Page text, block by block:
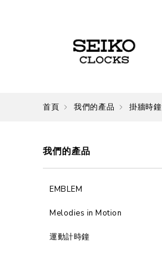
首頁 我們的產品 掛牆時鐘
我們的產品
EMBLEM
Melodies in Motion
運動計時鐘